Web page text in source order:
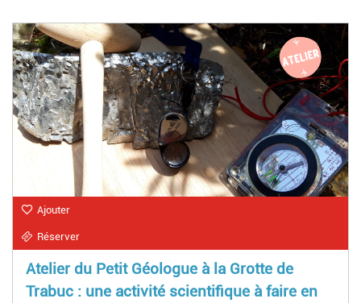
Ajouter
Réserver
Atelier du Petit Géologue à la Grotte de
Trabuc : une activité scientifique à faire en